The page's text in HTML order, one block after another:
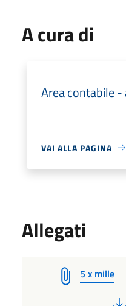
A cura di
Area contabile
VAI ALLA PAGINA
Allegati
5 x mille